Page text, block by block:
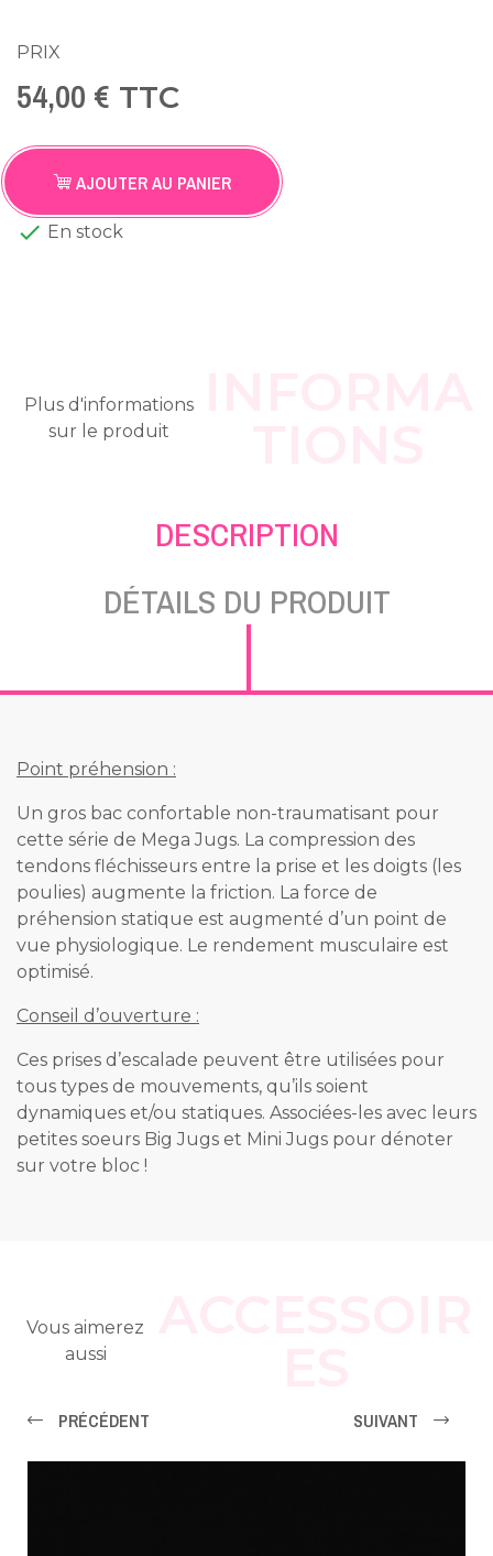
PRIX
54,00 € TTC
AJOUTER AU PANIER
 En stock
Plus d'informations
sur le produit
DESCRIPTION
DÉTAILS DU PRODUIT
Point préhension :
Un gros bac confortable non-traumatisant pour
cette série de Mega Jugs. La compression des
tendons fléchisseurs entre la prise et les doigts (les
poulies) augmente la friction. La force de
préhension statique est augmenté d’un point de
vue physiologique. Le rendement musculaire est
optimisé.
Conseil d’ouverture :
Ces prises d’escalade peuvent être utilisées pour
tous types de mouvements, qu’ils soient
dynamiques et/ou statiques. Associées-les avec leurs
petites soeurs Big Jugs et Mini Jugs pour dénoter
sur votre bloc !
Vous aimerez
aussi
PRÉCÉDENT SUIVANT